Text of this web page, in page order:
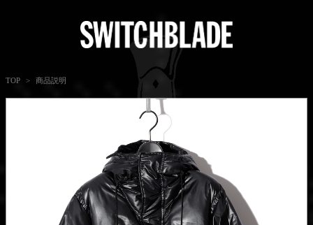
TOP 商品説明